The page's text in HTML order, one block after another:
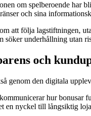
om spelberoende har
och sina
att följa lagstiftningen,
söker underhållning utan
och
genom den digitala
hur bonusar
en nyckel till långsiktig